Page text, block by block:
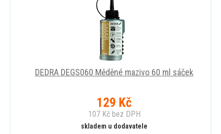
DEDRA DEGS060 Měděné mazivo 60 ml sáček
129 Kč
107 Kčbez DPH
skladem u dodavatele